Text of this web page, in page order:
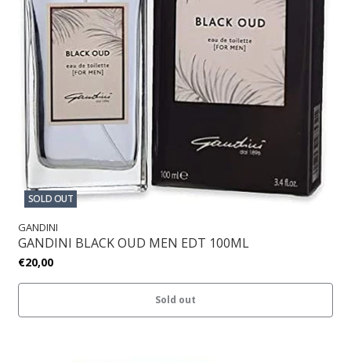
SOLD OUT
GANDINI
GANDINI BLACK OUD MEN EDT 100ML
€20,00
Sold out